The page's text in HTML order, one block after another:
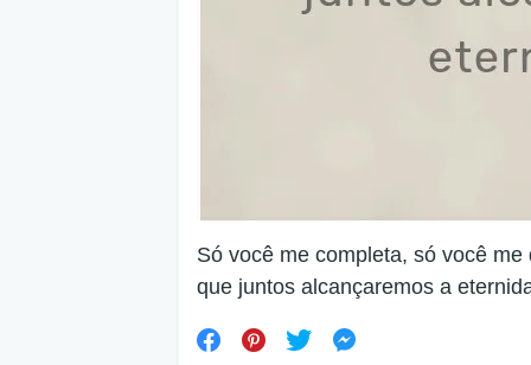
Só você me completa, só você
que juntos alcançaremos a